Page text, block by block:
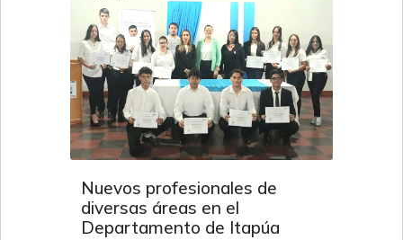
Nuevos profesionales de
diversas áreas en el
Departamento de Itapúa